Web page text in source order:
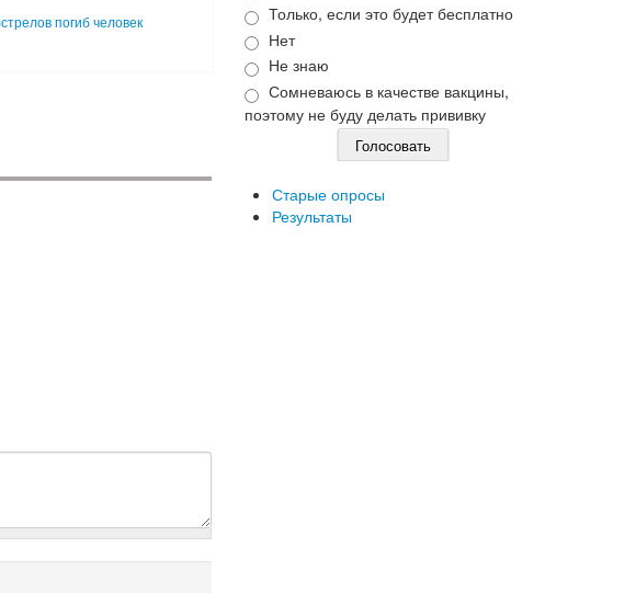
погиб человек
Только, если это будет бесплатно
Нет
Не знаю
Сомневаюсь в качестве вакцины,
поэтому не буду делать прививку
Старые опросы
Результаты